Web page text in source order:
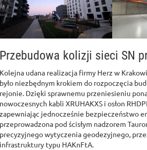
Przebudowa kolizji sieci SN
Kolejna udana realizacja firmy Herz w
było niezbędnym krokiem do rozpoczęcia
rejonie. Dzięki sprawnemu przeniesieniu
nowoczesnych kabli XRUHAKXS i osłon
zapewniając jednocześnie bezpieczeństwo
przeprowadzona pod ścisłym nadzorem
precyzyjnego wytyczenia geodezyjnego,
infrastruktury typu HAKnFtA.